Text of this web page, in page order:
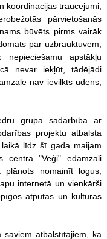
koordinācijas traucējumi,
pārvietošanās
būvēts pirms vairāk
par uzbrauktuvēm,
apstākļu
nevar iekļūt, tādējādi
nav ievilkts ūdens,
grupa sadarbībā ar
projektu atbalsta
līdz šī gada maijam
centra "Veģi" ēdamzāli
nomainīt logus,
internetā un vienkārši
atpūtas un kultūras
atbalstītājiem, kā